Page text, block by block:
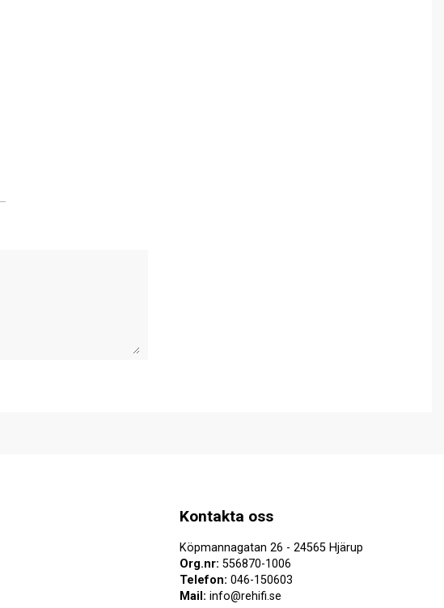
Kontakta oss
Köpmannagatan 26 - 24565 Hjärup
Org.nr: 556870-1006
Telefon: 046-150603
Mail: info@rehifi.se